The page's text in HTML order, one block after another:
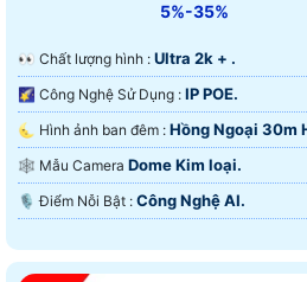
5%-35%
️👀 Chất lượng hình : Ultra 2k + .
🌠 Công Nghệ Sử Dụng : IP POE.
🌜 Hình ảnh ban đêm : Hồng Ngoại 30m
🕸️ Mẫu Camera Dome Kim loại.
️🎙 Điểm Nỗi Bật : Công Nghệ AI.